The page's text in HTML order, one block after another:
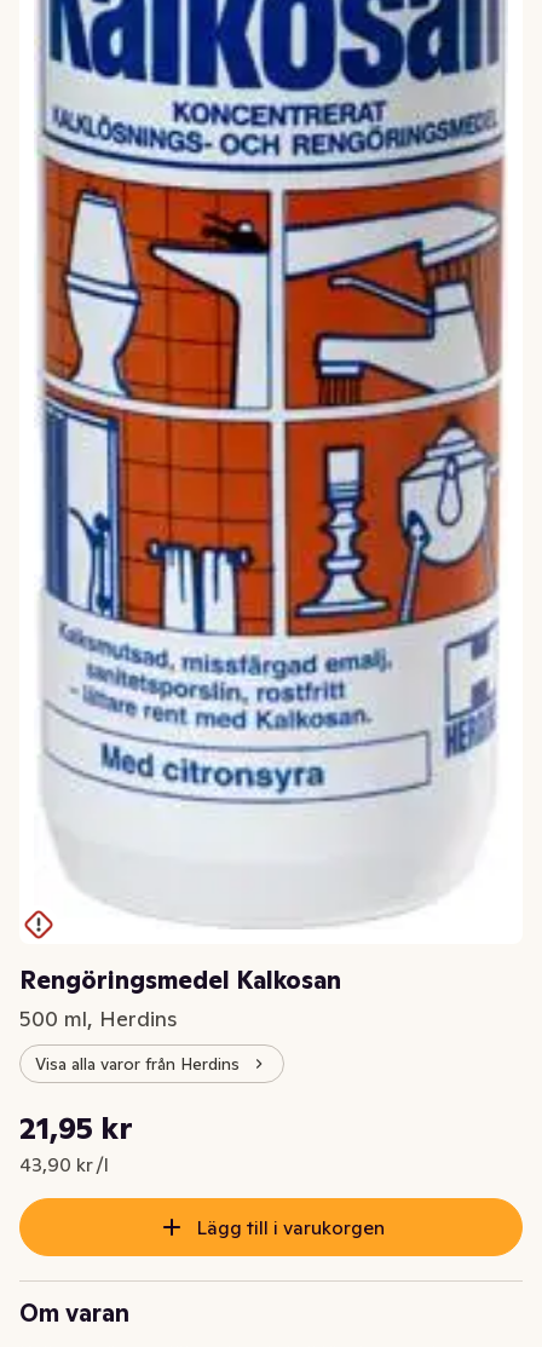
Rengöringsmedel Kalkosan
500 ml, Herdins
Visa alla varor från Herdins
Nuvarande pris är: 21,95 kr
21,95 kr
43,90 kr /l
Styckpris: 43,90 kr /l
Lägg till i varukorgen
Om varan